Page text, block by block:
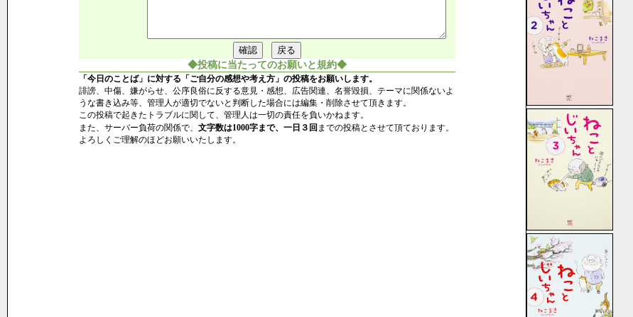
◆投稿に当たってのお願いと規約◆
「今日のことば」に対する「ご自分の感想や考え方」の投稿をお願いします。
誹謗、中傷、嫌がらせ、公序良俗に反する意見・感想、広告関連、名誉毀損、テーマに関係ないよ
うな書き込み等、管理人が適切でないと判断した場合には編集・削除させて頂きます。
この投稿で起きたトラブルに関して、管理人は一切の責任を負いかねます。
また、サーバー負荷の関係で、 文字数は1000字まで、一日３回 までの投稿とさせて頂ております。
よろしくご理解のほどお願いいたします。